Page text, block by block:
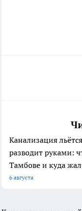
Канализация
разводит руками:
Тамбове и куда
6 августа